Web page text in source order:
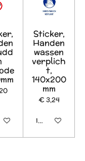
Sticker,
Handen
wassen
verplich
t,
140x200
mm
€ 3,24
In winkelwagen